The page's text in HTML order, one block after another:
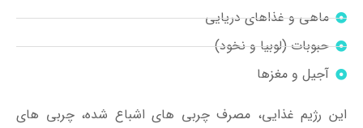
ماهی و غذاهای دریایی
حبوبات (لوبیا و نخود)
آجیل و مغزها
این رژیم غذایی، مصرف چربی های اشباع شده، چربی های